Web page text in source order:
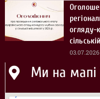
огляду-
03.07.2026
Ми на мапі